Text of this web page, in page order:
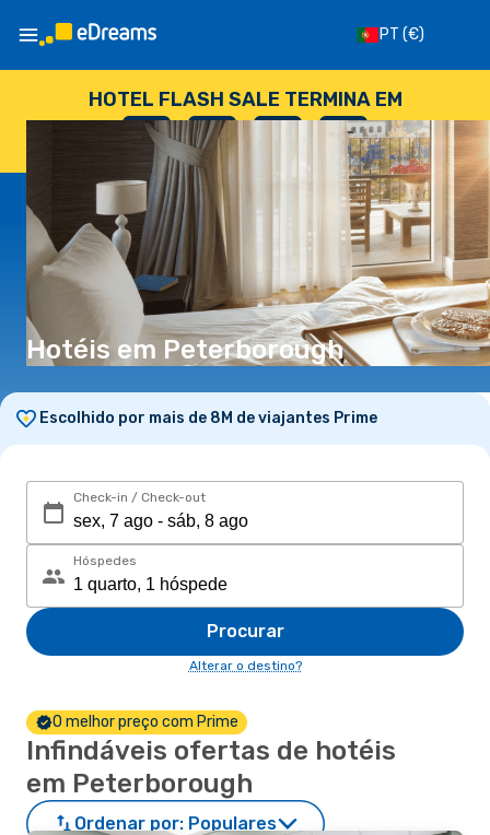
PT (€)
HOTEL FLASH SALE TERMINA EM
--
DIAS
: --
HORAS
: --
SEGUNDOS
Hotéis em Peterborough
Escolhido por mais de 8M de viajantes Prime
Check-in / Check-out
Hóspedes
Procurar
Alterar o destino?
O melhor preço com Prime
Infindáveis ofertas de hotéis
em Peterborough
Ordenar por: Populares